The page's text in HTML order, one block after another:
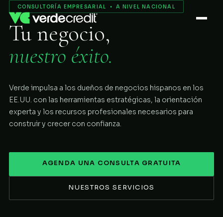
Servicios
Nosotros
Proceso
COMENZAR
CONSULTORÍA EMPRESARIAL • A NIVEL NACIONAL
Tu negocio,
nuestro éxito.
Verde impulsa a los dueños de negocios hispanos en los
EE.UU. con las herramientas estratégicas, la orientación
experta y los recursos profesionales necesarios para
construir y crecer con confianza.
AGENDA UNA CONSULTA GRATUITA
NUESTROS SERVICIOS